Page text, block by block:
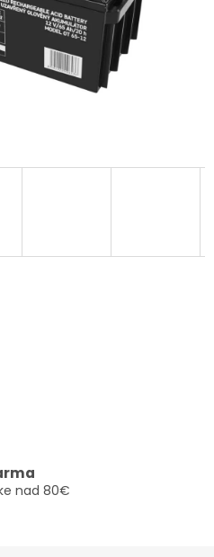
nad 80€